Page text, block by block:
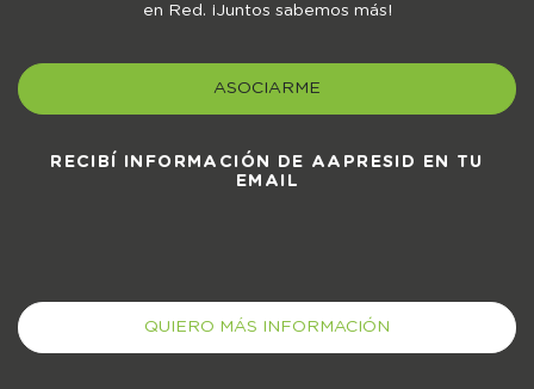
en Red. ¡Juntos sabemos más!
ASOCIARME
RECIBÍ INFORMACIÓN DE AAPRESID EN TU
EMAIL
QUIERO MÁS INFORMACIÓN